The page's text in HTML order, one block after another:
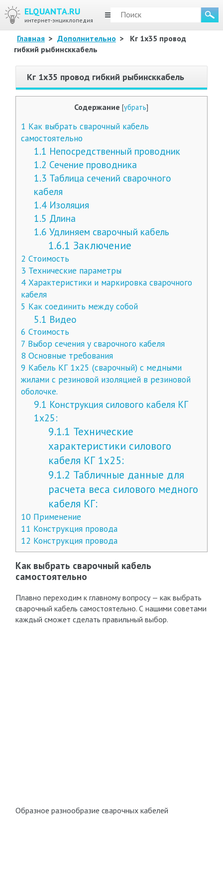
ELQUANTA.RU
интернет-энциклопедия
МЕНЮ
Главная > Дополнительно >
Кг 1х35 провод
гибкий рыбинсккабель
Кг 1х35 провод гибкий рыбинсккабель
Содержание [убрать]
1 Как выбрать сварочный кабель
самостоятельно
1.1 Непосредственный проводник
1.2 Сечение проводника
1.3 Таблица сечений сварочного
кабеля
1.4 Изоляция
1.5 Длина
1.6 Удлиняем сварочный кабель
1.6.1 Заключение
2 Стоимость
3 Технические параметры
4Характеристики и маркировка сварочного
кабеля
5 Как соединить между собой
5.1 Видео
6 Стоимость
7 Выбор сечения у сварочного кабеля
8 Основные требования
9 Кабель КГ 1х25 (сварочный) с медными
жилами с резиновой изоляцией в резиновой
оболочке.
9.1 Конструкция силового кабеля КГ
1х25:
9.1.1 Технические
характеристики силового
кабеля КГ 1х25:
9.1.2 Табличные данные для
расчета веса силового медного
кабеля КГ:
10Применение
11 Конструкция провода
12 Конструкция провода
Как выбрать сварочный кабель
самостоятельно
Плавно переходим к главному вопросу — как выбрать
сварочный кабель самостоятельно. С нашими советами
каждый сможет сделать правильный выбор.
Образное разнообразие сварочных кабелей